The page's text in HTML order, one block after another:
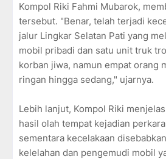
Kompol Riki Fahmi Mubarok,
tersebut. "Benar, telah terjadi
jalur Lingkar Selatan Pati yang
mobil pribadi dan satu unit truk
korban jiwa, namun empat orang
ringan hingga sedang," ujarnya.
Lebih lanjut, Kompol Riki
hasil olah tempat kejadian
sementara kecelakaan
kelelahan dan pengemudi mobil